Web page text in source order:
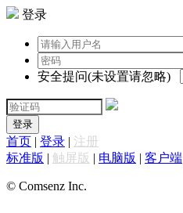
登录
安全提问(未设置请忽略)
登录
首页 | 登录 | 注册
标准版 | 触屏版 | 电脑版 | 客户端
© Comsenz Inc.